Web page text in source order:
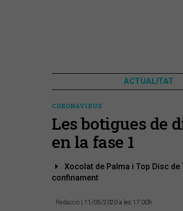
ACTUALITAT
CORONAVIRUS
​Les botigues de
en la fase 1
Xocolat de Palma i Top Disc
confinament
Redacció | 11/05/2020 a les 17:00h